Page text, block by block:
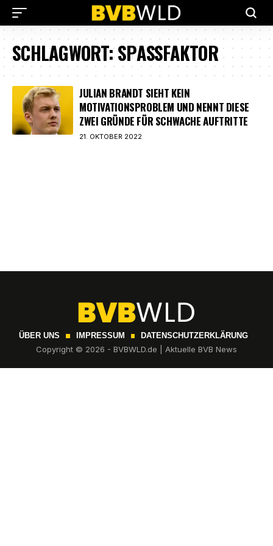
SCHLAGWORT:SPASSFAKTOR
JULIAN BRANDT SIEHT KEIN
MOTIVATIONSPROBLEM UND NENNT DIESE
ZWEI GRÜNDE FÜR SCHWACHE AUFTRITTE
21. OKTOBER 2022
ÜBER UNS IMPRESSUM DATENSCHUTZERKLÄRUNG
Copyright © 2026 - BVBWLD.de | Aktuelle BVB News